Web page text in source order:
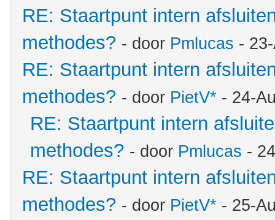
RE: Staartpunt intern
methodes? - door Pmlucas -
RE: Staartpunt intern
methodes? - door PietV* - 24-
RE: Staartpunt intern
methodes? - door Pmlucas -
RE: Staartpunt intern
methodes? - door PietV* - 25-